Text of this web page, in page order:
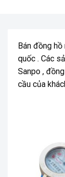
Bán đồng
quốc . Các
Sanpo ,
cầu của